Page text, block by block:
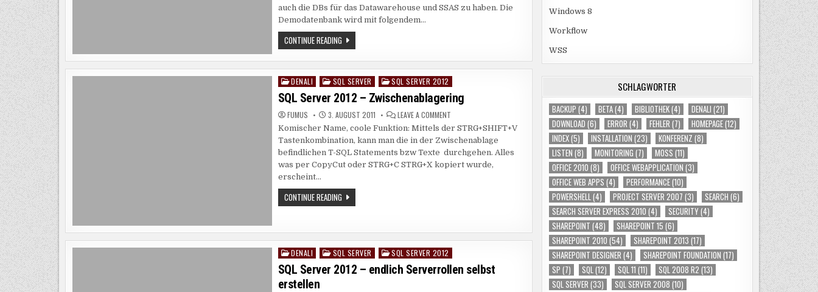
ADVENTUREWORKS
DEMODATENBANK
auch die DBs für das Datawarehouse und SSAS zu haben. Die
Demodatenbank wird mit folgendem…
CONTINUE READINGSQL
SERVER
–
ADVENTUREWORKS
DEMODATENBANK
INSTALLIEREN
Posted
in
DENALI SQL SERVER SQL SERVER 2012
SQL Server 2012 – Zwischenablagering
FUMUS 3. AUGUST 2011 LEAVE A COMMENTON
SERVER
2012
–
ZWISCHENABLAGERING
Komischer Name, coole Funktion: Mittels der STRG+SHIFT+V
Tastenkombination, kann man die in der Zwischenablage
befindlichen T-SQL Statements bzw Texte durchgehen. Alles
was per CopyCut oder STRG+C STRG+X kopiert wurde,
erscheint…
CONTINUE READINGSQL
SERVER
Posted
in
DENALI SQL SERVER SQL SERVER 2012
SQL Server 2012 – endlich Serverrollen selbst
erstellen
Windows 8
Workflow
WSS
SCHLAGWÖRTER
BACKUP (4) BETA(4) BIBLIOTHEK(4) DENALI (21)
DOWNLOAD (6) ERROR (4) FEHLER (7) HOMEPAGE(12)
INDEX(5) INSTALLATION (23) KONFERENZ (8)
LISTEN (8) MONITORING (7) MOSS (11)
OFFICE 2010 (8) OFFICE WEBAPPLICATION (3)
OFFICE WEB APPS (4) PERFORMANCE(10)
POWERSHELL(4) PROJECT SERVER 2007 (3) SEARCH (6)
SEARCH SERVER EXPRESS 2010 (4) SECURITY(4)
SHAREPOINT (48) SHAREPOINT 15 (6)
SHAREPOINT 2010 (54) SHAREPOINT 2013 (17)
SHAREPOINT DESIGNER (4) SHAREPOINT FOUNDATION (17)
SP (7) SQL(12) SQL 11 (11) SQL 2008 R2 (13)
SQL SERVER (33) SQL SERVER 2008 (10)